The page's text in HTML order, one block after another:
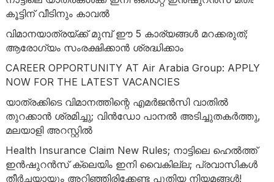
കൂട്ടിന് വീടിനും കാവൽ
വിമാനയാത്രയ്ക്ക് മുമ്പ് ഈ 5 കാര്യങ്ങൾ മറക്കരുത്;
ആരോഗ്യം സംരക്ഷിക്കാൻ ശ്രദ്ധിക്കാം
CAREER OPPORTUNITY AT Air Arabia Group: APPLY
NOW FOR THE LATEST VACANCIES
യാത്രക്കിടെ വിമാനത്തിന്റെ എമർജൻസി വാതിൽ
തുറക്കാൻ ശ്രമിച്ചു; വിൻഡോ പാനൽ അടിച്ചുതകർത്തു,
മലയാളി അറസ്റ്റിൽ
Health Insurance Claim New Rules; നാട്ടിലെ ഹെൽത്ത്
ഇൻഷുറൻസ് ക്ലെയിം ഇനി വൈകില്ല; പ്രവാസികൾ
തീർച്ചയായും അറിഞ്ഞിരിക്കേണ്ട പുതിയ നിയമങ്ങൾ!